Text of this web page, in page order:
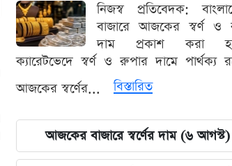
নিজস্ব প্রতিবেদক:
বাজারে আজকের স্বর্ণ ও
দাম প্রকাশ করা
ক্যারেটভেদে স্বর্ণ ও রুপার দামে পার্থক্য
আজকের স্বর্ণের...
বিস্তারিত
আজকের বাজারে স্বর্ণের দাম (৬ আগস্ট)